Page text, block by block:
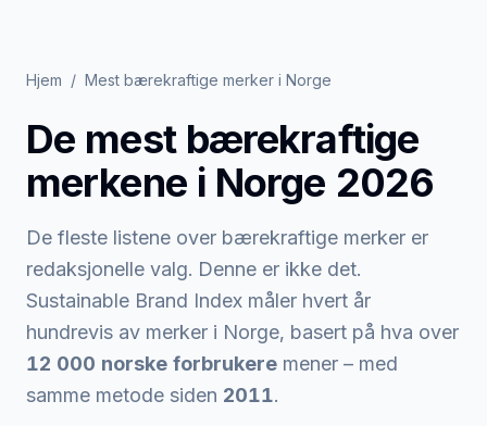
Hjem / Mest bærekraftige merker i Norge
De mest bærekraftige
merkene i Norge 2026
De fleste listene over bærekraftige merker er
redaksjonelle valg. Denne er ikke det.
Sustainable Brand Index måler hvert år
hundrevis av merker i Norge, basert på hva over
12 000 norske forbrukere mener – med
samme metode siden 2011.